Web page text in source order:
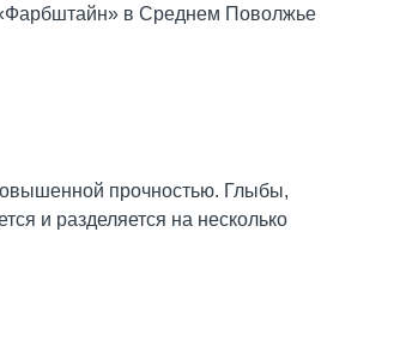
«Фарбштайн» в Среднем Поволжье
прочностью. Глыбы,
и разделяется на несколько